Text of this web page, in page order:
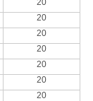
20
20
20
20
20
20